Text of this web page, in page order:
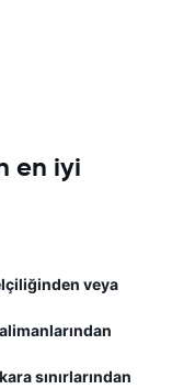
en iyi
veya
sınırlarından